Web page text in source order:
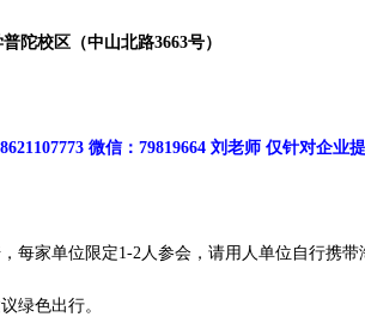
校区（中山北路3663号）
微信：79819664 刘老师 仅针对企业
家单位限定1-2人参会，请用人单位自行携带
色出行。